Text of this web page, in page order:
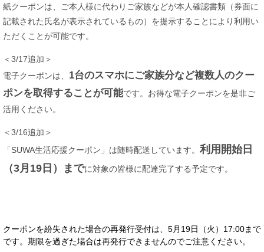
紙クーポンは、ご本人様に代わりご家族などが本人確認書類（券面に
記載された氏名が表示されているもの）を提示することにより利用い
ただくことが可能です。
＜3/17追加＞
電子クーポンは、 1台のスマホにご家族分など複数人のクー
ポンを取得することが可能です。お得な電子クーポンを是非ご
活用ください。
＜3/16追加＞
「SUWA生活応援クーポン」は随時配送しています。 利用開始日
（3月19日）までに対象の皆様に配達完了する予定です。
クーポンを紛失された場合の再発行受付は、5月19日（火）17:00まで
です。期限を過ぎた場合は再発行できませんのでご注意ください。